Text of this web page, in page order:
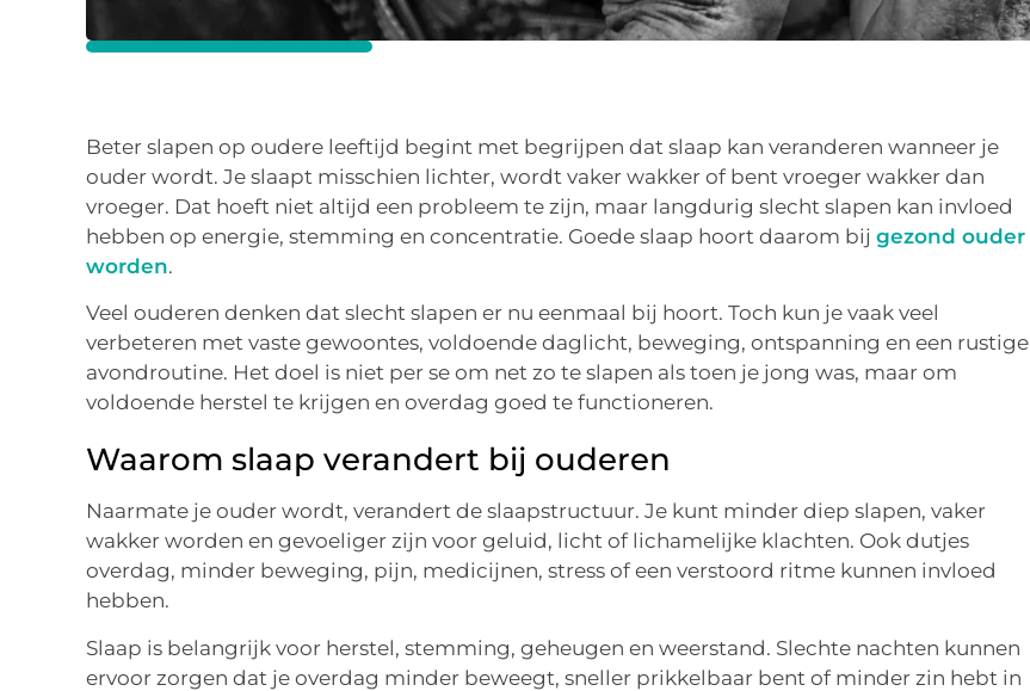
Beter slapen op oudere leeftijd begint met begrijpen dat slaap kan veranderen wanneer je
ouder wordt. Je slaapt misschien lichter, wordt vaker wakker of bent vroeger wakker dan
vroeger. Dat hoeft niet altijd een probleem te zijn, maar langdurig slecht slapen kan invloed
hebben op energie, stemming en concentratie. Goede slaap hoort daarom bij gezond ouder
worden.
Veel ouderen denken dat slecht slapen er nu eenmaal bij hoort. Toch kun je vaak veel
verbeteren met vaste gewoontes, voldoende daglicht, beweging, ontspanning en een rustige
avondroutine. Het doel is niet per se om net zo te slapen als toen je jong was, maar om
voldoende herstel te krijgen en overdag goed te functioneren.
Waarom slaap verandert bij ouderen
Naarmate je ouder wordt, verandert de slaapstructuur. Je kunt minder diep slapen, vaker
wakker worden en gevoeliger zijn voor geluid, licht of lichamelijke klachten. Ook dutjes
overdag, minder beweging, pijn, medicijnen, stress of een verstoord ritme kunnen invloed
hebben.
Slaap is belangrijk voor herstel, stemming, geheugen en weerstand. Slechte nachten kunnen
ervoor zorgen dat je overdag minder beweegt, sneller prikkelbaar bent of minder zin hebt in